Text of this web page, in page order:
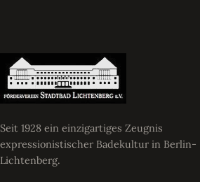
Seit 1928 ein einzigartiges Zeugnis
expressionistischer Badekultur in Berlin-
Lichtenberg.